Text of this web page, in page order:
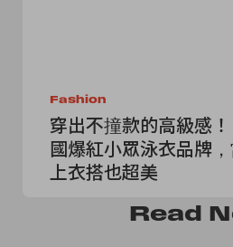
Fashion
穿出不撞款的高級感
國爆紅小眾泳衣品牌
上衣搭也超美
Read